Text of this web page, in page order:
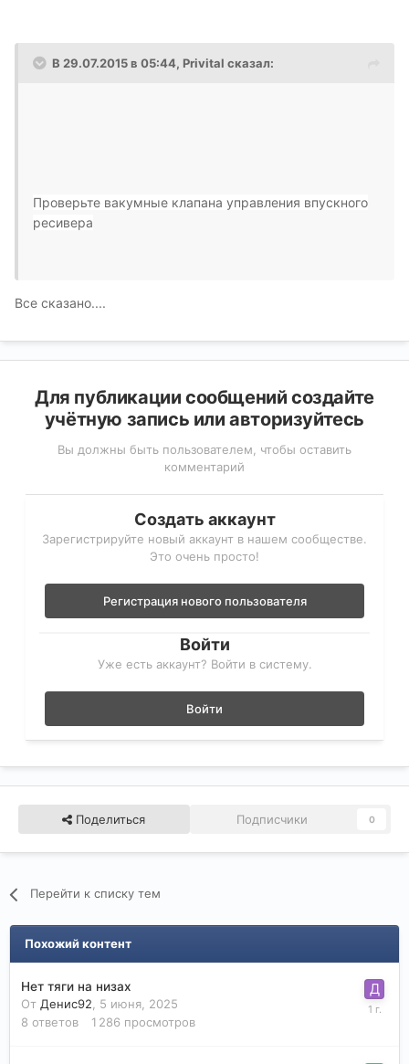
В 29.07.2015 в 05:44, Privital сказал:
Проверьте вакумные клапана управления впускного
ресивера
Все сказано....
Для публикации сообщений создайте
учётную запись или авторизуйтесь
Вы должны быть пользователем, чтобы оставить
комментарий
Создать аккаунт
Зарегистрируйте новый аккаунт в нашем сообществе.
Это очень просто!
Регистрация нового пользователя
Войти
Уже есть аккаунт? Войти в систему.
Войти
Поделиться Подписчики 0
Перейти к списку тем
Похожий контент
Нет тяги на низах
От Денис92
5 июня, 2025
8 ответов 1 286 просмотров